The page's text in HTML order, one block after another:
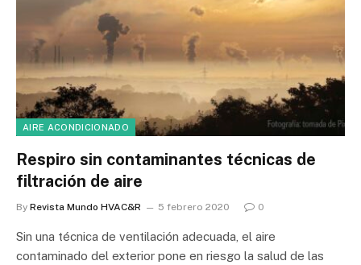
AIRE ACONDICIONADO
Respiro sin contaminantes técnicas de
filtración de aire
By Revista Mundo HVAC&R 5 febrero 2020 0
Sin una técnica de ventilación adecuada, el aire
contaminado del exterior pone en riesgo la salud de las